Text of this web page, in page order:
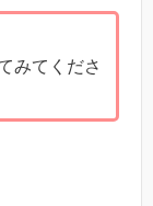
みてくださ